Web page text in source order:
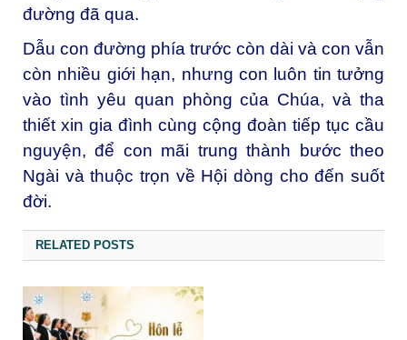
đường đã qua.
Dẫu con đường phía trước còn dài và con vẫn
còn nhiều giới hạn, nhưng con luôn tin tưởng
vào tình yêu quan phòng của Chúa, và tha
thiết xin gia đình cùng cộng đoàn tiếp tục cầu
nguyện, để con mãi trung thành bước theo
Ngài và thuộc trọn về Hội dòng cho đến suốt
đời.
RELATED POSTS